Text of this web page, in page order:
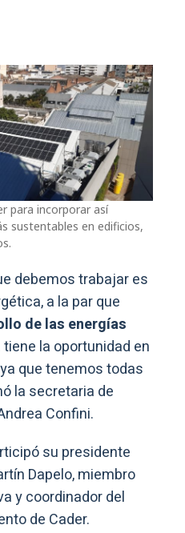
para incorporar así
sustentables en edificios,
debemos trabajar es
a la par que
de las energías
la oportunidad en
que tenemos todas
la secretaria de
Confini.
su presidente
Dapelo, miembro
y coordinador del
de Cader.